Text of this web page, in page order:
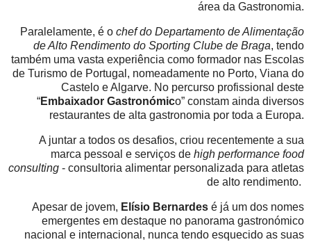
área da Gastronomia.
Paralelamente, é o chef do Departamento de Alimentação
de Alto Rendimento do Sporting Clube de Braga, tendo
também uma vasta experiência como formador nas Escolas
de Turismo de Portugal, nomeadamente no Porto, Viana do
Castelo e Algarve. No percurso profissional deste
“Embaixador Gastronómico” constam ainda diversos
restaurantes de alta gastronomia por toda a Europa.
A juntar a todos os desafios, criou recentemente a sua
marca pessoal e serviços de high performance food
consulting - consultoria alimentar personalizada para atletas
de alto rendimento.
Apesar de jovem, Elísio Bernardes é já um dos nomes
emergentes em destaque no panorama gastronómico
nacional e internacional, nunca tendo esquecido as suas